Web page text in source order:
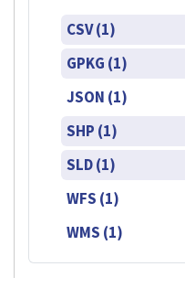
CSV (1)
GPKG (1)
JSON (1)
SHP (1)
SLD (1)
WFS (1)
WMS (1)